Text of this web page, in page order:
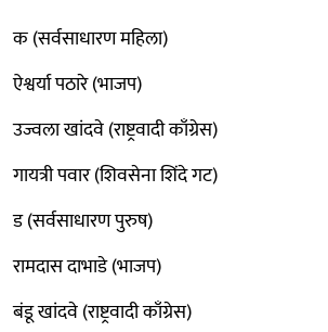
क (सर्वसाधारण महिला)
ऐश्वर्या पठारे (भाजप)
उज्वला खांदवे (राष्ट्रवादी काँग्रेस)
गायत्री पवार (शिवसेना शिंदे गट)
ड (सर्वसाधारण पुरुष)
रामदास दाभाडे (भाजप)
बंडू खांदवे (राष्ट्रवादी काँग्रेस)